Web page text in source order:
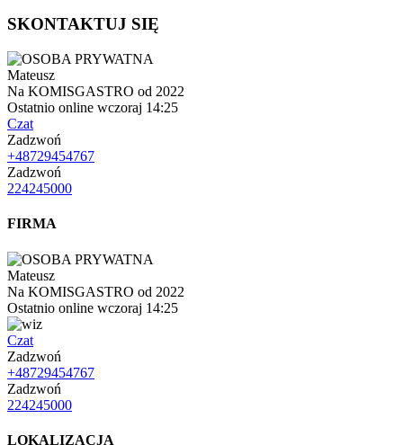
SKONTAKTUJ SIĘ
Mateusz
Na KOMISGASTRO od 2022
Ostatnio online wczoraj 14:25
Czat
Zadzwoń
+48729454767
Zadzwoń
224245000
FIRMA
Mateusz
Na KOMISGASTRO od 2022
Ostatnio online wczoraj 14:25
Czat
Zadzwoń
+48729454767
Zadzwoń
224245000
LOKALIZACJA